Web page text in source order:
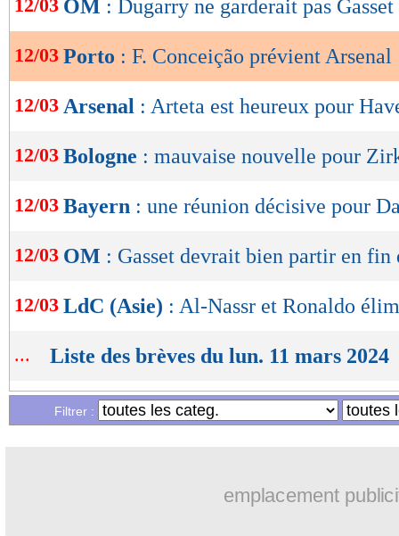
de
OK
12/03 OM : Dugarry ne garderait pas Gasset
12/03 Porto : F. Conceição prévient Arsenal
12/03 Arsenal : Arteta est heureux pour
12/03 Bologne : mauvaise nouvelle pour
12/03 Bayern : une réunion décisive pour
12/03 OM : Gasset devrait bien partir en fin
12/03 LdC (Asie) : Al-Nassr et Ronaldo
... Liste des brèves du lun. 11 mars 2024
Liste des brèves du dim. 10 mars 2024
Filtrer :
emplacement